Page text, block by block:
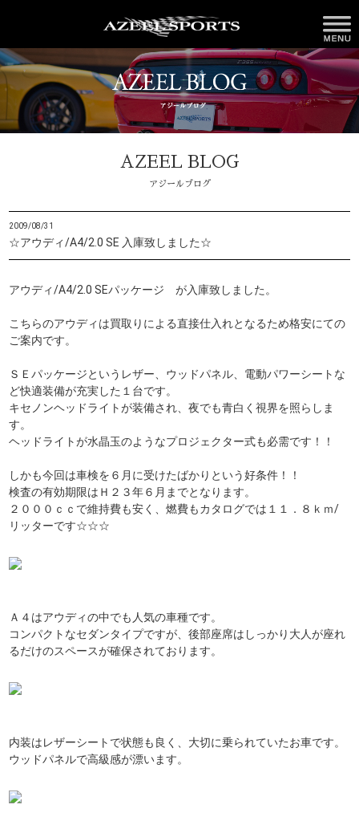
AZEEL BLOG
アジールブログ
2009/08/31
☆アウディ/A4/2.0 SE 入庫致しました☆
アウディ/A4/2.0 SEパッケージ が入庫致しました。
こちらのアウディは買取りによる直接仕入れとなるため格安にての
ご案内です。
ＳＥパッケージというレザー、ウッドパネル、電動パワーシートな
ど快適装備が充実した１台です。
キセノンヘッドライトが装備され、夜でも青白く視界を照らしま
す。
ヘッドライトが水晶玉のようなプロジェクター式も必需です！！
しかも今回は車検を６月に受けたばかりという好条件！！
検査の有効期限はＨ２３年６月までとなります。
２０００ｃｃで維持費も安く、燃費もカタログでは１１．８ｋｍ/
リッターです☆☆☆
Ａ４はアウディの中でも人気の車種です。
コンパクトなセダンタイプですが、後部座席はしっかり大人が座れ
るだけのスペースが確保されております。
内装はレザーシートで状態も良く、大切に乗られていたお車です。
ウッドパネルで高級感が漂います。